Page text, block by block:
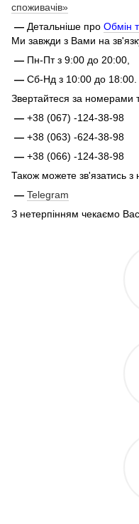
споживачів»
— Детальніше про Обмін
Ми завжди з Вами на
— Пн-Пт з 9:00 до 20:00,
— Сб-Нд з 10:00 до 18:00.
Звертайтеся за номерами
— +38 (067) -124-38-98
— +38 (063) -624-38-98
— +38 (066) -124-38-98
Також можете зв'язатись
— Telegram
З нетерпінням чекаємо